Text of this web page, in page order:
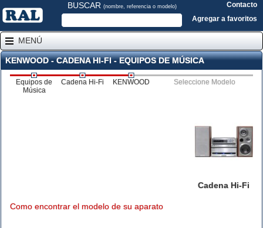
BUSCAR (nombre, referencia o modelo)
Contacto
Agregar a favoritos
MENÚ
KENWOOD - CADENA HI-FI - EQUIPOS DE MÚSICA
Equipos de
Música
Cadena Hi-Fi KENWOOD Seleccione Modelo
Cadena Hi-Fi
Como encontrar el modelo de su aparato